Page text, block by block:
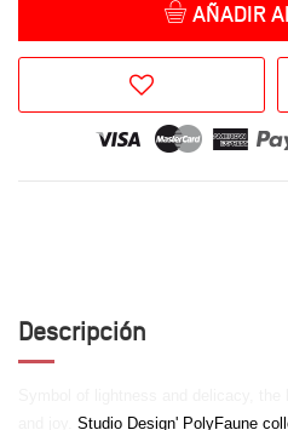
AÑADIR
Descripción
Studio Design' PolyFaune